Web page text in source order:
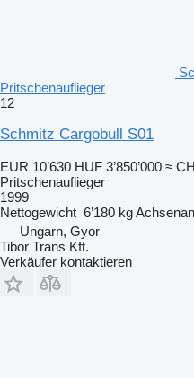
Pritschenauflieger
12
Schmitz Cargobull S01
EUR 10’630 HUF 3’850’000 ≈
Pritschenauflieger
1999
Nettogewicht 6’180 kg
Ungarn, Gyor
Tibor Trans Kft.
Verkäufer kontaktieren